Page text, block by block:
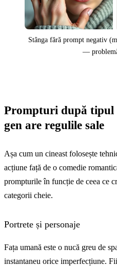
Stânga fără prompt negativ
—
Prompturi după tipul
gen are regulile sale
Așa cum un cineast folosește
acțiune față de o comedie
prompturile în funcție de ceea ce
categorii cheie.
Portrete și personaje
Fața umană este o nucă greu de
instantaneu orice imperfecțiune.